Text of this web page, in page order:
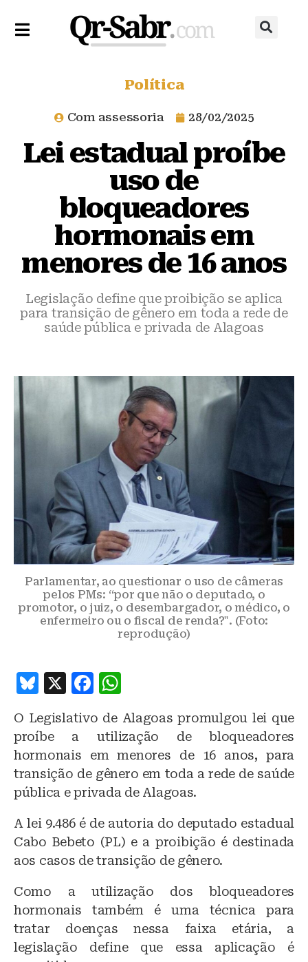
Política
Com assessoria 28/02/2025
Lei estadual proíbe
uso de
bloqueadores
hormonais em
menores de 16 anos
Legislação define que proibição se aplica
para transição de gênero em toda a rede de
saúde pública e privada de Alagoas
Parlamentar, ao questionar o uso de câmeras
pelos PMs: “por que não o deputado, o
promotor, o juiz, o desembargador, o médico, o
enfermeiro ou o fiscal de renda?". (Foto:
reprodução)
B
e
s
k
y
X
F
c
e
b
o
o
k
at
s
A
p
p
O Legislativo de Alagoas promulgou lei que
proíbe a utilização de bloqueadores
hormonais em menores de 16 anos, para
transição de gênero em toda a rede de saúde
pública e privada de Alagoas.
A lei 9.486 é de autoria do deputado estadual
Cabo Bebeto (PL) e a proibição é destinada
aos casos de transição de gênero.
Como a utilização dos bloqueadores
hormonais também é uma técnica para
tratar doenças nessa faixa etária, a
legislação define que essa aplicação é